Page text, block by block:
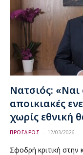
Νατσιός: «Ναι
αποικιακές
χωρίς εθνική
ΠΡΟΕΔΡΟΣ 12/03/2026
Σφοδρή κριτική στην